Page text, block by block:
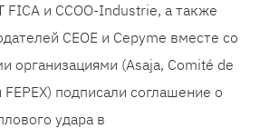
и CCOO-Industrie, а также
CEOE и Cepyme вместе со
организациями (Asaja, Comité de
подписали соглашение о
удара в